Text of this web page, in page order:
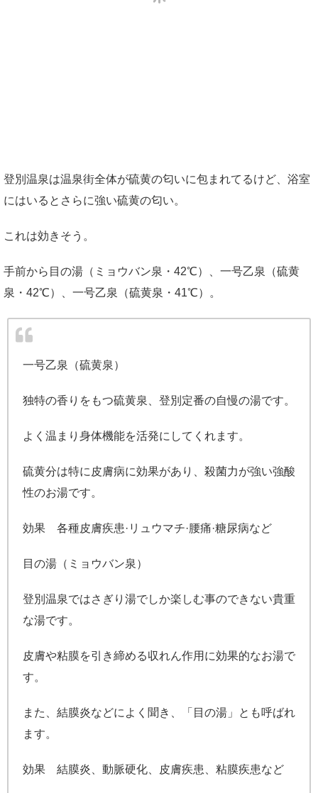
登別温泉は温泉街全体が硫黄の匂いに包まれてるけど、浴室
にはいるとさらに強い硫黄の匂い。
これは効きそう。
手前から目の湯（ミョウバン泉・42℃）、一号乙泉（硫黄
泉・42℃）、一号乙泉（硫黄泉・41℃）。
一号乙泉（硫黄泉）
独特の香りをもつ硫黄泉、登別定番の自慢の湯です。
よく温まり身体機能を活発にしてくれます。
硫黄分は特に皮膚病に効果があり、殺菌力が強い強酸
性のお湯です。
効果 各種皮膚疾患·リュウマチ·腰痛·糖尿病など
目の湯（ミョウバン泉）
登別温泉ではさぎり湯でしか楽しむ事のできない貴重
な湯です。
皮膚や粘膜を引き締める収れん作用に効果的なお湯で
す。
また、結膜炎などによく聞き、「目の湯」とも呼ばれ
ます。
効果 結膜炎、動脈硬化、皮膚疾患、粘膜疾患など